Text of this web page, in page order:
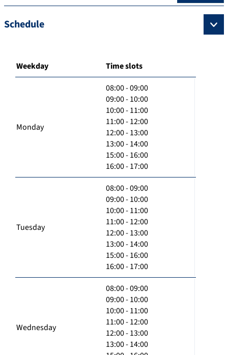
Schedule
Weekday Time slots
Monday
08:00 - 09:00
09:00 - 10:00
10:00 - 11:00
11:00 - 12:00
12:00 - 13:00
13:00 - 14:00
15:00 - 16:00
16:00 - 17:00
Tuesday
08:00 - 09:00
09:00 - 10:00
10:00 - 11:00
11:00 - 12:00
12:00 - 13:00
13:00 - 14:00
15:00 - 16:00
16:00 - 17:00
Wednesday
08:00 - 09:00
09:00 - 10:00
10:00 - 11:00
11:00 - 12:00
12:00 - 13:00
13:00 - 14:00